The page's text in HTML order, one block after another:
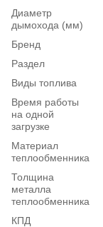
Диаметр
дымохода (мм)
Бренд
Раздел
Виды топлива
Время работы
на одной
загрузке
Материал
теплообменника
Толщина
металла
теплообменника
КПД